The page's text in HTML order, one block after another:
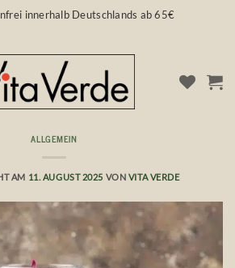
innerhalb Deutschlands ab 65€
ALLGEMEIN
AM 11. AUGUST 2025 VON VITA VERDE